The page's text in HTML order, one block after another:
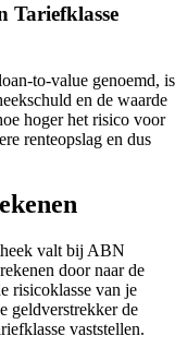
Tariefklasse
to-value genoemd, is
en de waarde
hoger het risico voor
renteopslag en dus
valt bij ABN
door naar de
risicoklasse van je
geldverstrekker de
vaststellen.